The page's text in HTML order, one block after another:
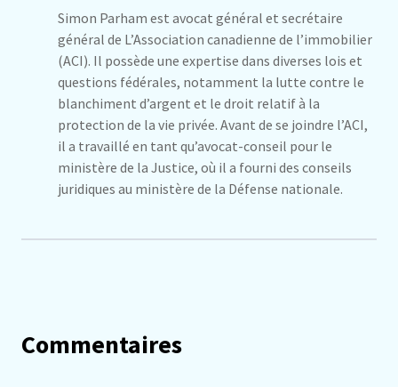
Simon Parham est avocat général et secrétaire
général de L’Association canadienne de l’immobilier
(ACI). Il possède une expertise dans diverses lois et
questions fédérales, notamment la lutte contre le
blanchiment d’argent et le droit relatif à la
protection de la vie privée. Avant de se joindre l’ACI,
il a travaillé en tant qu’avocat-conseil pour le
ministère de la Justice, où il a fourni des conseils
juridiques au ministère de la Défense nationale.
Commentaires